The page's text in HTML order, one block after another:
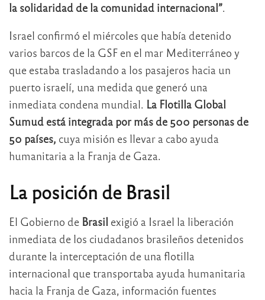
la solidaridad de la comunidad internacional”.
Israel confirmó el miércoles que había detenido
varios barcos de la GSF en el mar Mediterráneo y
que estaba trasladando a los pasajeros hacia un
puerto israelí, una medida que generó una
inmediata condena mundial. La Flotilla Global
Sumud está integrada por más de 500 personas de
50 países, cuya misión es llevar a cabo ayuda
humanitaria a la Franja de Gaza.
La posición de Brasil
El Gobierno de Brasil exigió a Israel la liberación
inmediata de los ciudadanos brasileños detenidos
durante la interceptación de una flotilla
internacional que transportaba ayuda humanitaria
hacia la Franja de Gaza, información fuentes